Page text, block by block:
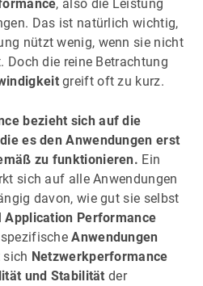
, also die Leistung
Das ist natürlich wichtig,
nützt wenig, wenn sie nicht
die reine Betrachtung
greift oft zu kurz.
bezieht sich auf die
es den Anwendungen erst
zu funktionieren. Ein
sich auf alle Anwendungen
davon, wie gut sie selbst
Application Performance
Anwendungen
sich Netzwerkperformance
und Stabilität der